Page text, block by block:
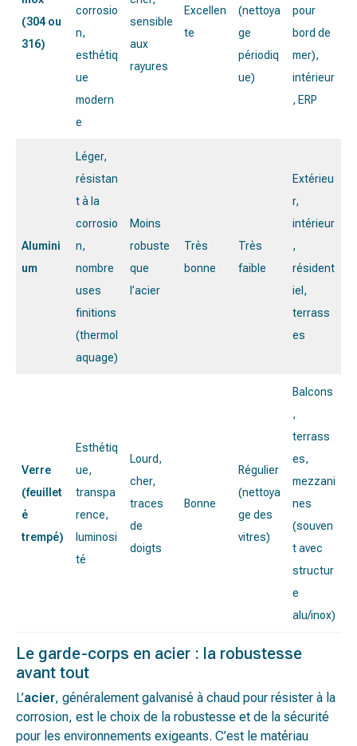
(304 ou
316)
corrosio
n,
esthétiq
ue
modern
e
sensible
aux
rayures
Excellen
te
(nettoya
ge
périodiq
ue)
pour
bord de
mer),
intérieur
, ERP
Alumini
um
Léger,
résistan
t à la
corrosio
n,
nombre
uses
finitions
(thermol
aquage)
Moins
robuste
que
l’acier
Très
bonne
Très
faible
Extérieu
r,
intérieur
,
résident
iel,
terrass
es
Verre
(feuillet
é
trempé)
Esthétiq
ue,
transpa
rence,
luminosi
té
Lourd,
cher,
traces
de
doigts
Bonne
Régulier
(nettoya
ge des
vitres)
Balcons
,
terrass
es,
mezzani
nes
(souven
t avec
structur
e
alu/inox)
Le garde-corps en acier : la robustesse
avant tout
L’acier, généralement galvanisé à chaud pour résister à la
corrosion, est le choix de la robustesse et de la sécurité
pour les environnements exigeants. C’est le matériau